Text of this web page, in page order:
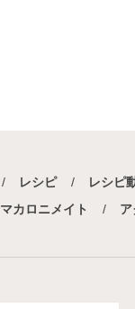
レシピ
レシピ
マカロニメイト